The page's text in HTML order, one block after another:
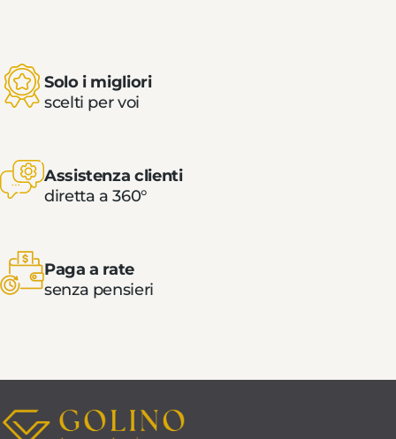
Solo i migliori
scelti per voi
Assistenza clienti
diretta a 360°
Paga a rate
senza pensieri